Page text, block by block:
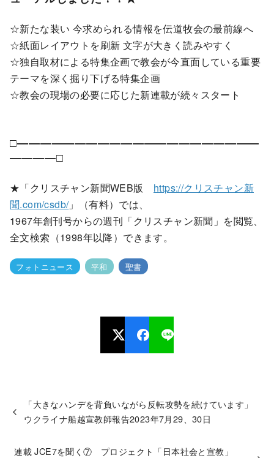
☆新たな装い 今求められる情報を伝道牧会の最前線へ
☆紙面レイアウトを刷新 文字が大きく読みやすく
☆独自取材による特集企画で教会が今直面している重要
テーマを深く掘り下げる特集企画
☆教会の現場の必要に応じた新連載が続々スタート
□―――――――――――――――――――――
――――□
★「クリスチャン新聞WEB版 https://クリスチャン新
聞.com/csdb/」（有料）では、
1967年創刊号からの週刊「クリスチャン新聞」を閲覧、
全文検索（1998年以降）できます。
フォトニュース 平和 聖書
「大きなハンデを背負いながら反転攻勢を続けています」
ウクライナ船越宣教師報告2023年7月29、30日
連載 JCE7を聞く⑦ プロジェクト「日本社会と宣教」